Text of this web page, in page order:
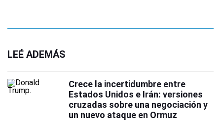
LEÉ ADEMÁS
Crece la incertidumbre entre
Estados Unidos e Irán: versiones
cruzadas sobre una negociación y
un nuevo ataque en Ormuz